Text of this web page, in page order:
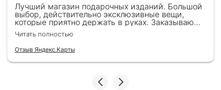
Лучший магазин подарочных изданий. Большой
выбор, действительно эксклюзивные вещи,
которые приятно держать в руках. Заказываю
здесь уже второй раз для бизнес-партнеров,
всегда всё безупречно — от общения с
консультантами до качества самих книг.
Однозначно рекомендую
Читать полностью
Отзыв Яндекс.Карты